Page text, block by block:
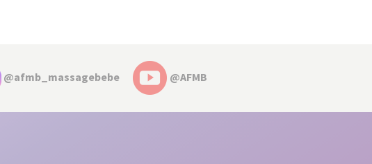
@afmb_massagebebe @AFMB